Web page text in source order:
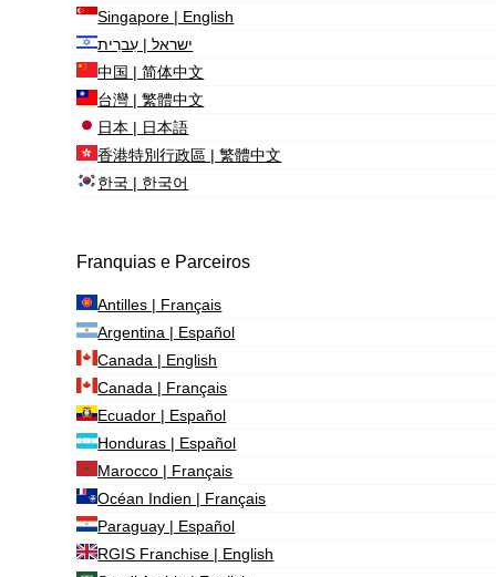
Singapore | English
ישראל | עִברִית
中国 | 简体中文
台灣 | 繁體中文
日本 | 日本語
香港特別行政區 | 繁體中文
한국 | 한국어
Franquias e Parceiros
Antilles | Français
Argentina | Español
Canada | English
Canada | Français
Ecuador | Español
Honduras | Español
Marocco | Français
Océan Indien | Français
Paraguay | Español
RGIS Franchise | English